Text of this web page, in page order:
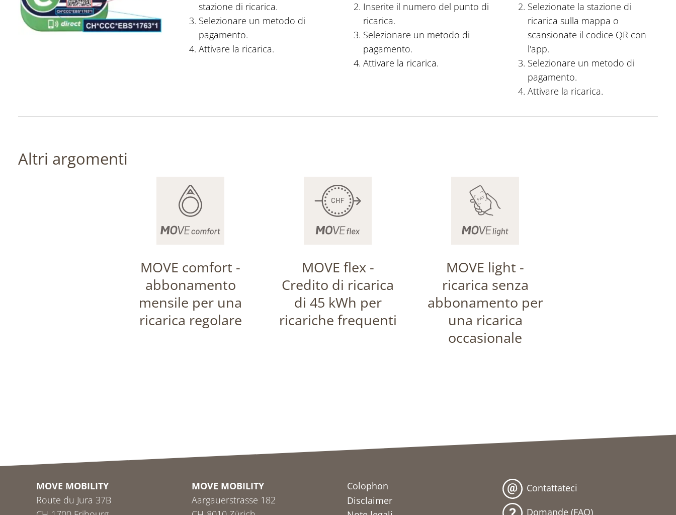
stazione di ricarica.
Selezionare un metodo di
pagamento.
Attivare la ricarica.
Inserite il numero del punto di
ricarica.
Selezionare un metodo di
pagamento.
Attivare la ricarica.
Selezionate la stazione di
ricarica sulla mappa o
scansionate il codice QR con
l'app.
Selezionare un metodo di
pagamento.
Attivare la ricarica.
Altri argomenti
MOVE comfort -
abbonamento
mensile per una
ricarica regolare
MOVE flex -
Credito di ricarica
di 45 kWh per
ricariche frequenti
MOVE light -
ricarica senza
abbonamento per
una ricarica
occasionale
MOVE MOBILITY
Route du Jura 37B
MOVE MOBILITY
Aargauerstrasse 182
Colophon
Disclaimer
Contattateci
Domande (FAQ)